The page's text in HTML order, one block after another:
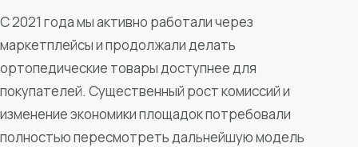
С 2021 года мы активно работали через
маркетплейсы и продолжали делать
ортопедические товары доступнее для
покупателей. Существенный рост комиссий и
изменение экономики площадок потребовали
полностью пересмотреть дальнейшую модель